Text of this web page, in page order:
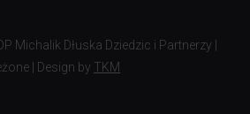
Michalik Dłuska Dziedzic i Partnerzy |
| Design by TKM